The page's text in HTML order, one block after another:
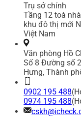
Trụ sở chính
Tầng 12 toà
khu đô thị mới
Việt Nam
Văn phòng Hồ
Số 8 Đường số
Hưng, Thành
0902 195 488
0974 195 488